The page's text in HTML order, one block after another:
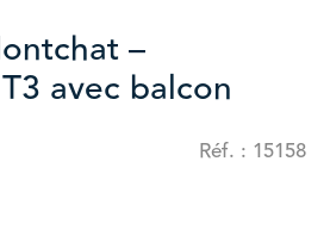
–
avec balcon
Réf. : 15158